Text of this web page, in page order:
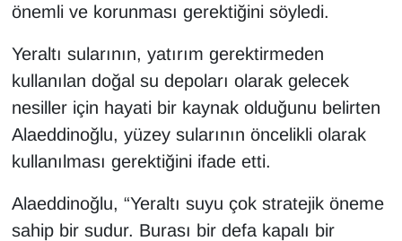
önemli ve korunması gerektiğini söyledi.
Yeraltı sularının, yatırım gerektirmeden
kullanılan doğal su depoları olarak gelecek
nesiller için hayati bir kaynak olduğunu belirten
Alaeddinoğlu, yüzey sularının öncelikli olarak
kullanılması gerektiğini ifade etti.
Alaeddinoğlu, “Yeraltı suyu çok stratejik öneme
sahip bir sudur. Burası bir defa kapalı bir
TEBRİK
TEKNOLOJİ
Turizm
VAN'DA SPOR
Vasıta